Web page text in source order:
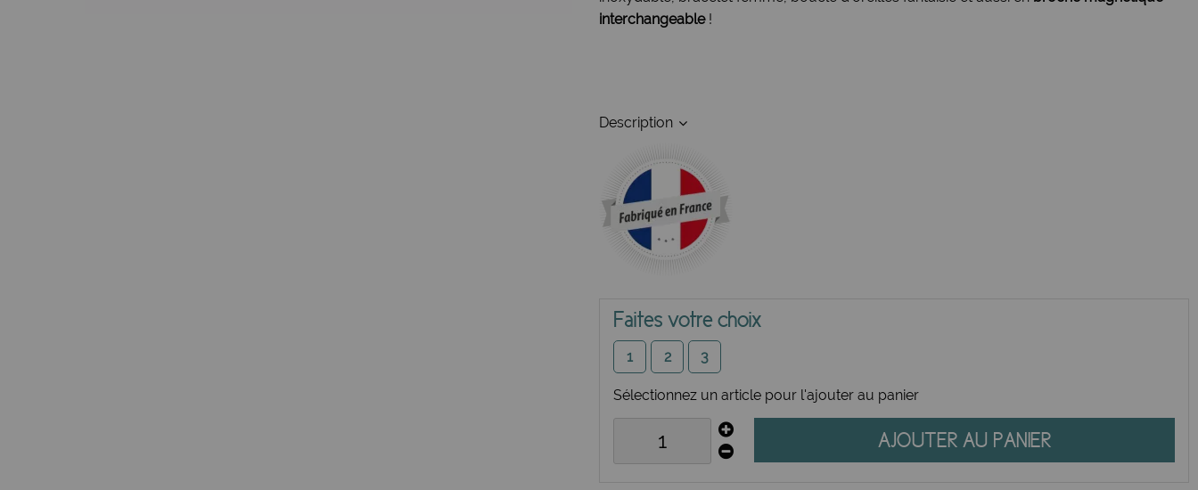
interchangeable!
Description
Faites votre choix
1 2 3
Sélectionnez un article pour l'ajouter au panier
AJOUTER AU PANIER